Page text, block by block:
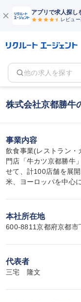
アプリで求人探し
レビュ
他の求人を探す
株式会社京都勝牛
事業内容
飲食事業(レストラン・
門店「牛カツ京都勝牛
せて、計100店舗を展
米、ヨーロッパを中心
本社所在地
600-8811京都府京都市
代表者
三宅　隆文